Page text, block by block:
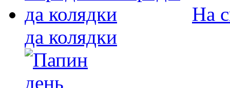
На
да колядки